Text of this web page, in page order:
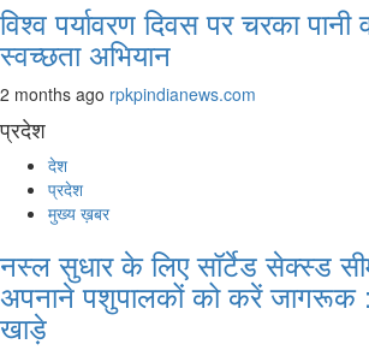
विश्व पर्यावरण दिवस पर चरका
स्वच्छता अभियान
2 months ago rpkpindianews.com
प्रदेश
देश
प्रदेश
मुख्य ख़बर
नस्ल सुधार के लिए सॉर्टेड सेक्स्ड
अपनाने पशुपालकों को करें जागरूक :
खाड़े